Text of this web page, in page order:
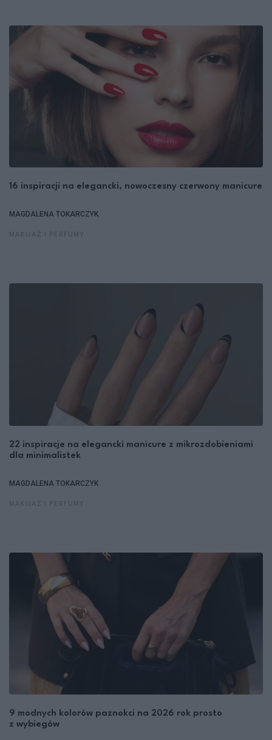
16 inspiracji na elegancki, nowoczesny czerwony manicure
MAGDALENA TOKARCZYK
22 inspiracje na elegancki manicure z mikrozdobieniami
dla minimalistek
MAGDALENA TOKARCZYK
9 modnych kolorów paznokci na 2026 rok prosto
z wybiegów